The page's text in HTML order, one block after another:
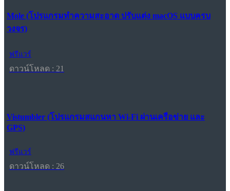
Mole (โปรแกรมทำความสะอาด ปรับแต่ง macOS แบบครบ
วงจร)
ฟรีแวร์
ดาวน์โหลด : 21
Vistumbler (โปรแกรมสแกนหา Wi-Fi ผ่านเครือข่าย และ
GPS)
ฟรีแวร์
ดาวน์โหลด : 26